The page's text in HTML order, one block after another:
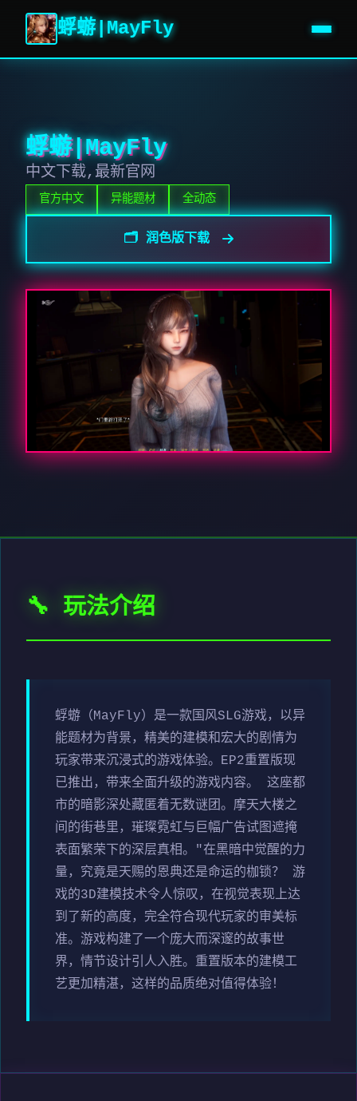
蜉蝣|MayFly
蜉蝣|MayFly
中文下载,最新官网
官方中文 异能题材 全动态
🗂️ 润色版下载
🔧 玩法介绍
蜉蝣（MayFly）是一款国风SLG游戏，以异
能题材为背景，精美的建模和宏大的剧情为
玩家带来沉浸式的游戏体验。EP2重置版现
已推出，带来全面升级的游戏内容。 这座都
市的暗影深处藏匿着无数谜团。摩天大楼之
间的街巷里，璀璨霓虹与巨幅广告试图遮掩
表面繁荣下的深层真相。"在黑暗中觉醒的力
量，究竟是天赐的恩典还是命运的枷锁？ 游
戏的3D建模技术令人惊叹，在视觉表现上达
到了新的高度，完全符合现代玩家的审美标
准。游戏构建了一个庞大而深邃的故事世
界，情节设计引人入胜。重置版本的建模工
艺更加精湛，这样的品质绝对值得体验！